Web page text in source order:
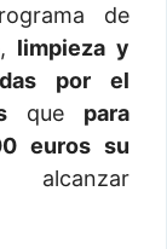
de
, limpieza y
por el
que para
euros su